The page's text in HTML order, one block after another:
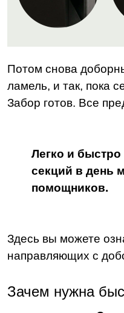
Потом снова
ламель, и так, пока
Забор готов. Все
Легко и
секций в день
помощников.
Здесь вы можете
направляющих с
Зачем нужна